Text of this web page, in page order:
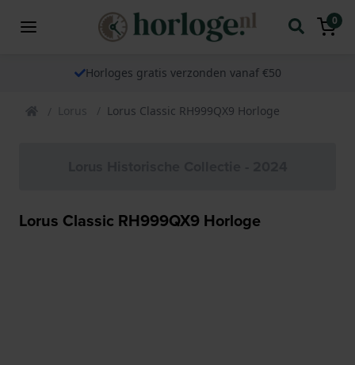
0
Horloges gratis verzonden vanaf €50
Lorus Lorus Classic RH999QX9 Horloge
Lorus Classic RH999QX9 Horloge